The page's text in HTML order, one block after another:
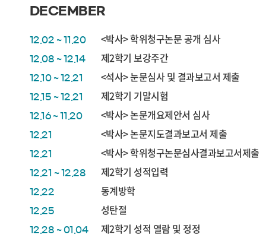
DECEMBER
12.02 ~ 11.20 <박사> 학위청구논문 공개 심사
12.08 ~ 12.14 제2학기 보강주간
12.10 ~ 12.21 <석사> 눈문심사 및 결과보고서 제출
12.15 ~ 12.21 제2학기 기말시험
12.16 ~ 11.20 <박사> 논문개요제안서 심사
12.21 <박사> 논문지도결과보고서 제출
12.21 <박사> 학위청구논문심사결과보고서제출
12.21 ~ 12.28 제2학기 성적입력
12.22 동계방학
12.25 성탄절
12.28 ~ 01.04 제2학기 성적 열람 및 정정